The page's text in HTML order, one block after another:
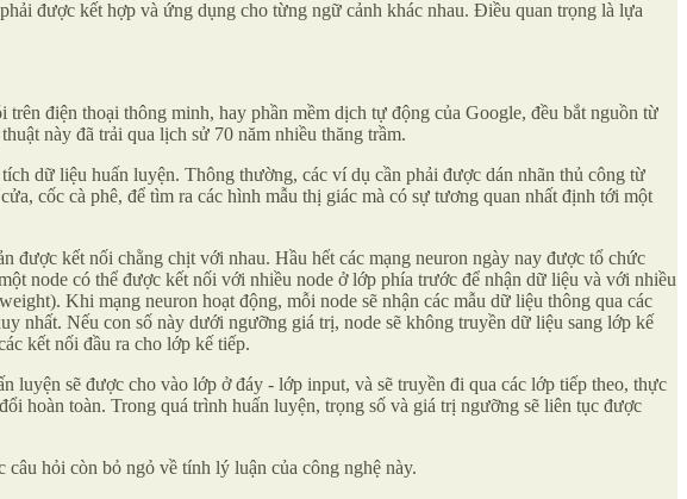
được kết hợp và ứng dụng cho từng ngữ cảnh khác nhau. Điều quan trọng là lựa
điện thoại thông minh, hay phần mềm dịch tự động của Google, đều bắt nguồn từ
này đã trải qua lịch sử 70 năm nhiều thăng trầm.
dữ liệu huấn luyện. Thông thường, các ví dụ cần phải được dán nhãn thủ công từ
cốc cà phê, để tìm ra các hình mẫu thị giác mà có sự tương quan nhất định tới một
được kết nối chằng chịt với nhau. Hầu hết các mạng neuron ngày nay được tổ chức
node có thể được kết nối với nhiều node ở lớp phía trước để nhận dữ liệu và với nhiều
Khi mạng neuron hoạt động, mỗi node sẽ nhận các mẫu dữ liệu thông qua các
nhất. Nếu con số này dưới ngưỡng giá trị, node sẽ không truyền dữ liệu sang lớp kế
kết nối đầu ra cho lớp kế tiếp.
luyện sẽ được cho vào lớp ở đáy - lớp input, và sẽ truyền đi qua các lớp tiếp theo, thực
hoàn toàn. Trong quá trình huấn luyện, trọng số và giá trị ngưỡng sẽ liên tục được
hỏi còn bỏ ngỏ về tính lý luận của công nghệ này.